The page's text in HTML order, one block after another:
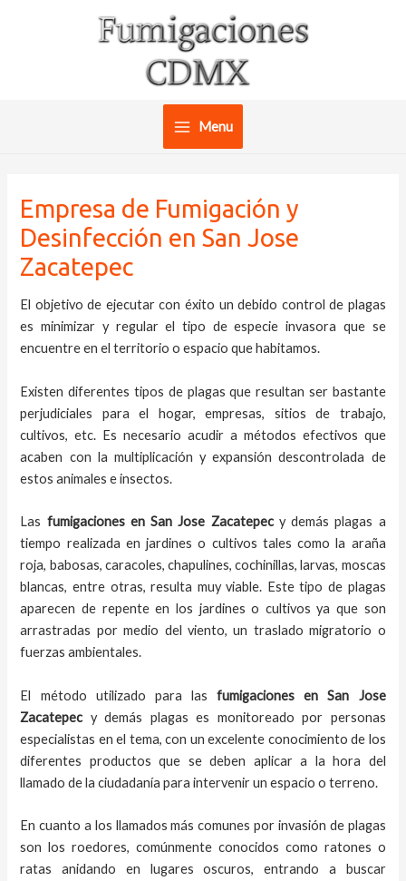
Main
Menu
Empresa de Fumigación y
Desinfección en San Jose
Zacatepec
El objetivo de ejecutar con éxito un debido control de plagas
es minimizar y regular el tipo de especie invasora que se
encuentre en el territorio o espacio que habitamos.
Existen diferentes tipos de plagas que resultan ser bastante
perjudiciales para el hogar, empresas, sitios de trabajo,
cultivos, etc. Es necesario acudir a métodos efectivos que
acaben con la multiplicación y expansión descontrolada de
estos animales e insectos.
Las fumigaciones enSan Jose Zacatepec y demás plagas a
tiempo realizada en jardines o cultivos tales como la araña
roja, babosas, caracoles, chapulines, cochinillas, larvas, moscas
blancas, entre otras, resulta muy viable. Este tipo de plagas
aparecen de repente en los jardines o cultivos ya que son
arrastradas por medio del viento, un traslado migratorio o
fuerzas ambientales.
El método utilizado para las fumigaciones en
San Jose
Zacatepecy demás plagas es monitoreado por personas
especialistas en el tema, con un excelente conocimiento de los
diferentes productos que se deben aplicar a la hora del
llamado de la ciudadanía para intervenir un espacio o terreno.
En cuanto a los llamados más comunes por invasión de plagas
son los roedores, comúnmente conocidos como ratones o
ratas anidando en lugares oscuros, entrando a buscar